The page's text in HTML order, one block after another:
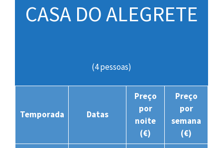
CASA DO ALEGRETE
(4 pessoas)
Temporada Datas
Preço
por
noite
(€)
Preço
por
semana
(€)